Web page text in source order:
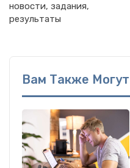
новости, задания,
результаты
Вам Также